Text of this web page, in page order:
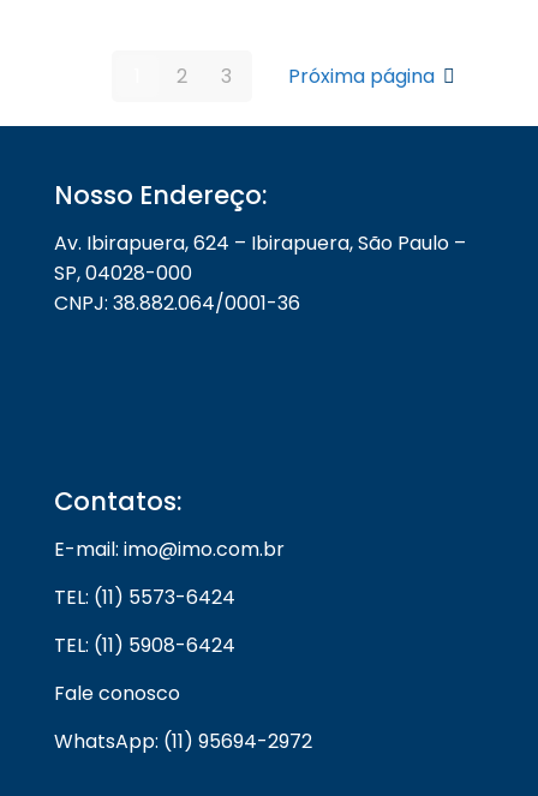
2 3 Próxima página
Nosso Endereço:
Av. Ibirapuera, 624 – Ibirapuera, São Paulo –
SP, 04028-000
CNPJ: 38.882.064/0001-36
Contatos:
E-mail: imo@imo.com.br
TEL: (11) 5573-6424
TEL: (11) 5908-6424
Fale conosco
WhatsApp: (11) 95694-2972